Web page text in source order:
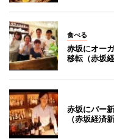
食べる
赤坂にオー
移転（赤坂経
赤坂にバー
（赤坂経済新